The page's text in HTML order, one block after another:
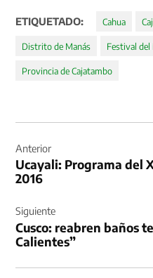
ETIQUETADO: Cahua
Distrito de Manás Festival del
Provincia de Cajatambo
de
entradas
Anterior
Ucayali: Programa del
2016
Siguiente
Cusco: reabren baños
Calientes”